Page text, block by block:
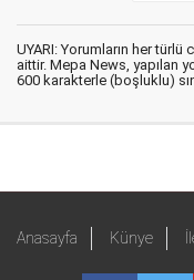
UYARI: Yorumların her
aittir. Mepa News, yapılan
600 karakterle (boşluklu)
Anasayfa Künye